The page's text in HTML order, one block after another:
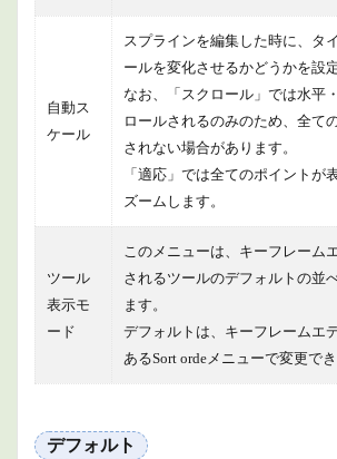
自動ス
ケール
スプラインを編集した時に、タ
ールを変化させるかどうかを設
なお、「スクロール」では水平
ロールされるのみのため、全て
されない場合があります。
「適応」では全てのポイントが
ズームします。
ツール
表示モ
ード
このメニューは、キーフレーム
されるツールのデフォルトの並
ます。
デフォルトは、キーフレームエ
あるSort ordeメニューで変更でき
デフォルト